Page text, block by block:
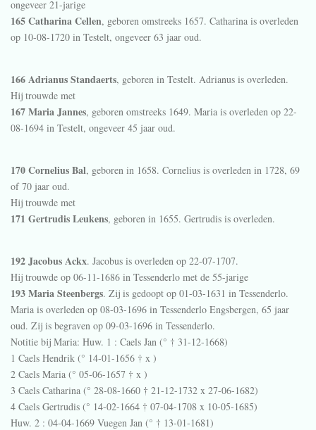
ongeveer 21-jarige
165 Catharina Cellen, geboren omstreeks 1657. Catharina is overleden
op 10-08-1720 in Testelt, ongeveer 63 jaar oud.
166 Adrianus Standaerts, geboren in Testelt. Adrianus is overleden.
Hij trouwde met
167 Maria Jannes, geboren omstreeks 1649. Maria is overleden op 22-
08-1694 in Testelt, ongeveer 45 jaar oud.
170 Cornelius Bal, geboren in 1658. Cornelius is overleden in 1728, 69
of 70 jaar oud.
Hij trouwde met
171 Gertrudis Leukens, geboren in 1655. Gertrudis is overleden.
192 Jacobus Ackx. Jacobus is overleden op 22-07-1707.
Hij trouwde op 06-11-1686 in Tessenderlo met de 55-jarige
193 Maria Steenbergs. Zij is gedoopt op 01-03-1631 in Tessenderlo.
Maria is overleden op 08-03-1696 in Tessenderlo Engsbergen, 65 jaar
oud. Zij is begraven op 09-03-1696 in Tessenderlo.
Notitie bij Maria: Huw. 1 : Caels Jan (° † 31-12-1668)
1 Caels Hendrik (° 14-01-1656 † x )
2 Caels Maria (° 05-06-1657 † x )
3 Caels Catharina (° 28-08-1660 † 21-12-1732 x 27-06-1682)
4 Caels Gertrudis (° 14-02-1664 † 07-04-1708 x 10-05-1685)
Huw. 2 : 04-04-1669 Vuegen Jan (° † 13-01-1681)